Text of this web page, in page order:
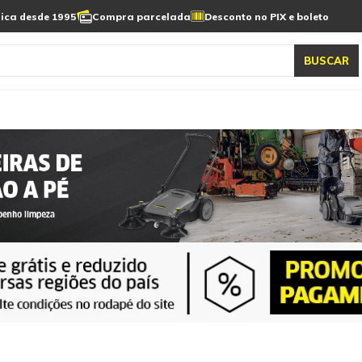
desde 1995 Compra parcelada Desconto no PIX e boleto
BUSCAR
PÓ E ÁGUA
AUTOMÁTICA DE PISO
VARREDEIRAS
AUTOMÁTICA DE
automáticaAspiradores de pó e água